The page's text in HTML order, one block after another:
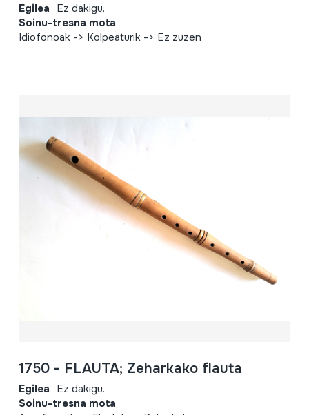
Egilea Ez dakigu.
Soinu-tresna mota
Idiofonoak -> Kolpeaturik -> Ez zuzen
1750 - FLAUTA; Zeharkako flauta
Egilea Ez dakigu.
Soinu-tresna mota